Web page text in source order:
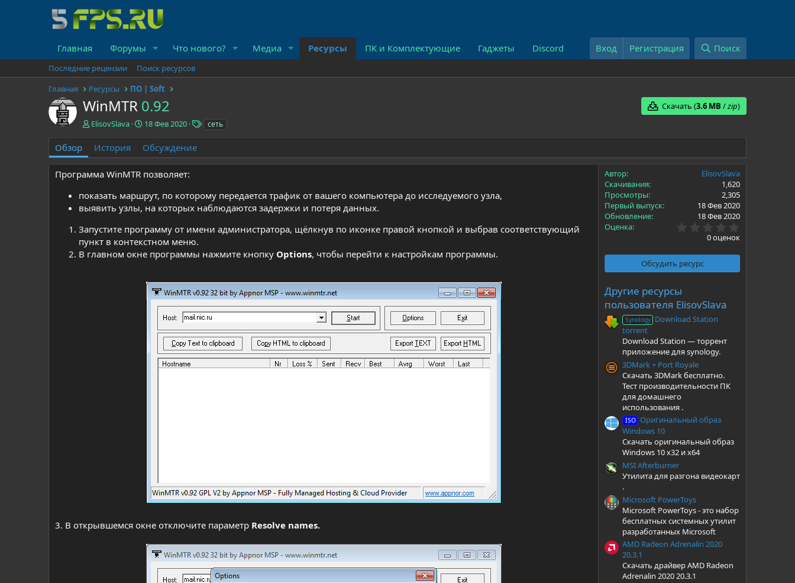
Главная Форумы Что нового? Медиа Ресурсы ПК и Комплектующие Гаджеты Discord Вход Регистрация Поиск
Последние рецензии
Поиск ресурсов
Главная
Ресурсы ПО | Soft
WinMTR 0.92 Скачать (3.6 MB /zip)
А
о
р
ElisovSlava
Д
т
а
с
о
д
а
и
я
18 Фев 2020
и
сеть
Обзор История Обсуждение
Программа WinMTR позволяет:
показать маршрут, по которому передается трафик от вашего компьютера до исследуемого узла,
выявить узлы, на которых наблюдаются задержки и потеря данных.
Запустите программу от имени администратора, щёлкнув по иконке правой кнопкой и выбрав соответствующий
пункт в контекстном меню.
В главном окне программы нажмите кнопку Options, чтобы перейти к настройкам программы.
3. В открывшемся окне отключите параметр Resolve names.
Автор
ElisovSlava
Скачивания
1,620
Просмотры
2,305
Первый выпуск
18 Фев 2020
Обновление
18 Фев 2020
Оценка
.
0
0
в
0 оценок
Обсудить ресурс
Другие ресурсы
пользователя ElisovSlava
Synology Download Station
torrent
Download Station — торрент
приложение для synology.
3DMark + Port Royale
Скачать 3DMark бесплатно.
Тест производительности ПК
для домашнего
использования .
ISO Оригинальный образ
Windows 10
Скачать оригинальный образ
Windows 10 x32 и x64
MSI Afterburner
Утилита для разгона видеокарт
.
Microsoft PowerToys
Microsoft PowerToys - это набор
бесплатных системных утилит
разработанных Microsoft
AMD Radeon Adrenalin 2020
20.3.1
Скачать драйвер AMD Radeon
Adrenalin 2020 20.3.1